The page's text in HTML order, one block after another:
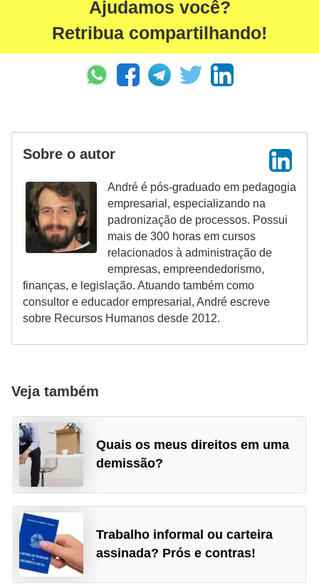
Ajudamos você?
Retribua compartilhando!
Sobre o autor
André é pós-graduado em pedagogia
empresarial, especializando na
padronização de processos. Possui
mais de 300 horas em cursos
relacionados à administração de
empresas, empreendedorismo,
finanças, e legislação. Atuando também como
consultor e educador empresarial, André escreve
sobre Recursos Humanos desde 2012.
Veja também
Quais os meus direitos em uma
demissão?
Trabalho informal ou carteira
assinada? Prós e contras!